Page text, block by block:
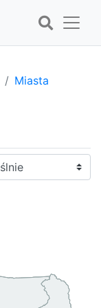
Miasta